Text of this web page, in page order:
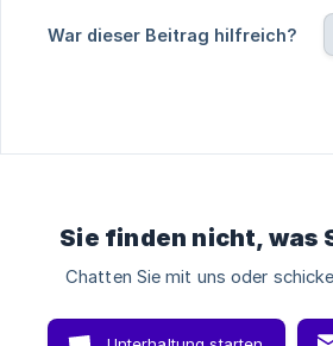
War dieser Beitrag hilfreich?
Sie finden nicht, was
Chatten Sie mit uns oder